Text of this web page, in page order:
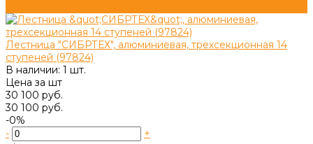
Лестница "СИБРТЕХ", алюминиевая, трехсекционная 14
ступеней (97824)
В наличии: 1 шт.
Цена за шт
30 100 руб.
30 100 руб.
-0%
-
+